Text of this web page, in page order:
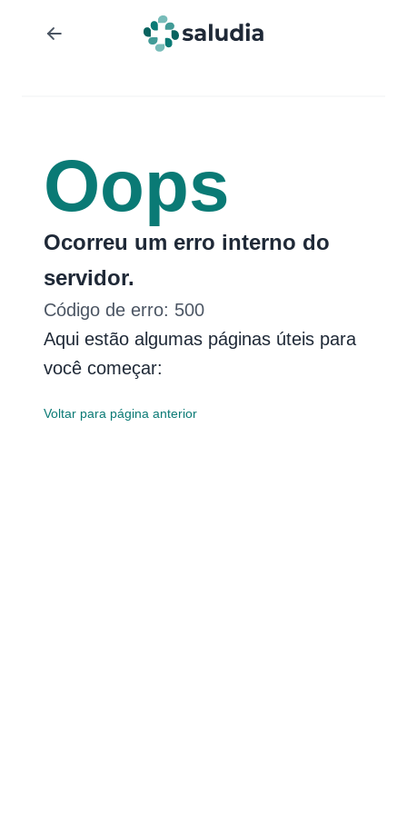
Oops
Ocorreu um erro interno do
servidor.
Código de erro: 500
Aqui estão algumas páginas úteis para
você começar:
Voltar para página anterior